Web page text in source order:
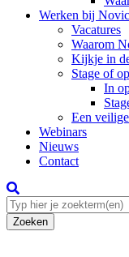
Werken bij
Vacatures
Waarom
Kijkje in
Stage of
In
Een
Webinars
Nieuws
Contact
Zoeken